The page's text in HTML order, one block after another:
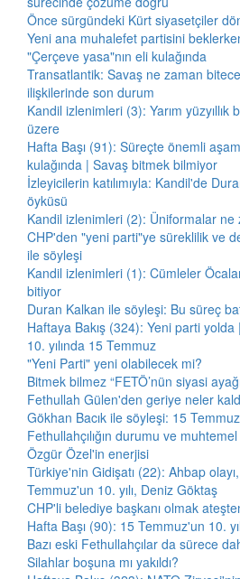
Önce sürgündeki Kürt siyasetçiler
Yeni ana muhalefet partisini
"Çerçeve yasa"nın eli kulağında
Transatlantik: Savaş ne zaman
ilişkilerinde son durum
Kandil izlenimleri (3): Yarım
üzere
Hafta Başı (91): Süreçte önemli
kulağında | Savaş bitmek bilmiyor
İzleyicilerin katılımıyla: Kandil'de
öyküsü
Kandil izlenimleri (2): Üniformalar ne
CHP'den "yeni parti"ye süreklilik ve
ile söyleşi
Kandil izlenimleri (1): Cümleler
bitiyor
Duran Kalkan ile söyleşi: Bu süreç
Haftaya Bakış (324): Yeni parti
10. yılında 15 Temmuz
"Yeni Parti" yeni olabilecek mi?
Bitmek bilmez “FETÖ’nün siyasi
Fethullah Gülen'den geriye neler
Gökhan Bacık ile söyleşi: 15
Fethullahçılığın durumu ve
Özgür Özel'in enerjisi
Türkiye'nin Gidişatı (22): Ahbap
Temmuz'un 10. yılı, Deniz Göktaş
CHP'li belediye başkanı olmak
Hafta Başı (90): 15 Temmuz'un 10.
Bazı eski Fethullahçılar da sürece
Silahlar boşuna mı yakıldı?